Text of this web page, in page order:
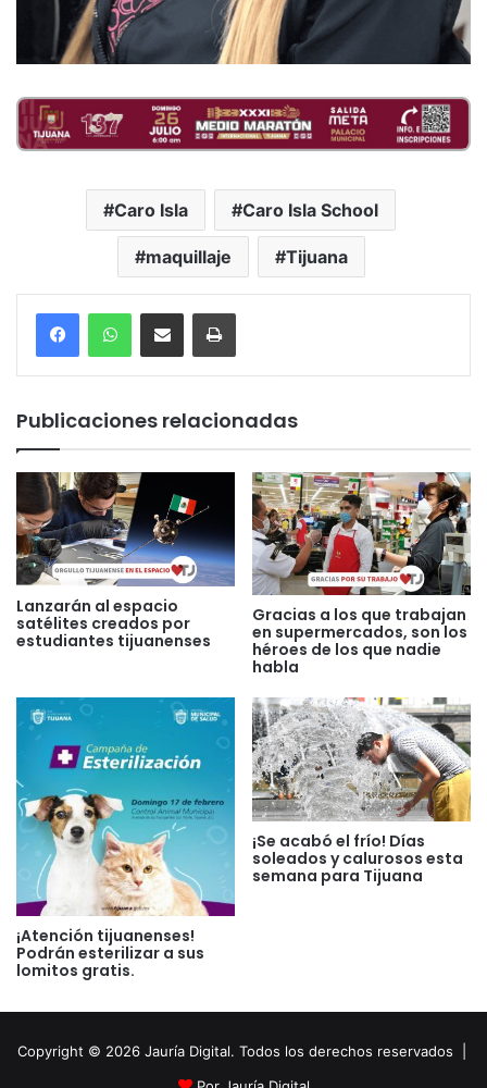
Caro Isla Caro Isla School
maquillaje Tijuana
Compartir por correo electrónicoImprimir
Publicaciones relacionadas
Lanzarán al espacio
satélites creados por
estudiantes tijuanenses
Gracias a los que trabajan
en supermercados, son los
héroes de los que nadie
habla
¡Atención tijuanenses!
Podrán esterilizar a sus
lomitos gratis.
¡Se acabó el frío! Días
soleados y calurosos esta
semana para Tijuana
Copyright © 2026 Jauría Digital. Todos los derechos reservados |